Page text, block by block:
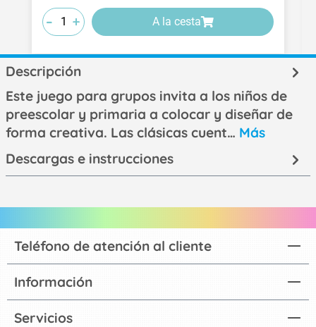
-
-
- +
+
+ A la cesta
Descripción
Este juego para grupos invita a los niños de
preescolar y primaria a colocar y diseñar de
forma creativa. Las clásicas cuent… Más
Descargas e instrucciones
Teléfono de atención al cliente
Información
Servicios